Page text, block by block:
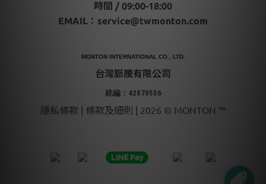
時間 / 09:00-18:00
EMAIL： service@twmonton.com
MONTON INTERNATIONAL CO., LTD.
台灣脈騰有限公司
統編：42870556
隱私條款 | 條款及細則 | 2026 © MONTON ™